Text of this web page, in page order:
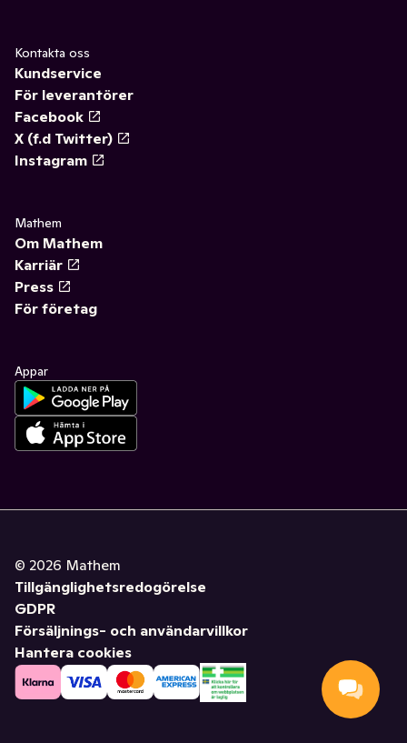
Kontakta oss
Kundservice
För leverantörer
Facebook
X (f.d Twitter)
Instagram
Mathem
Om Mathem
Karriär
Press
För företag
Appar
© 2026 Mathem
Tillgänglighetsredogörelse
GDPR
Försäljnings- och användarvillkor
Hantera cookies